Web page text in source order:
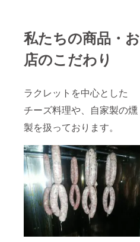
私たちの商品・お
店のこだわり
ラクレットを中心とした
チーズ料理や、自家製の燻
製を扱っております。